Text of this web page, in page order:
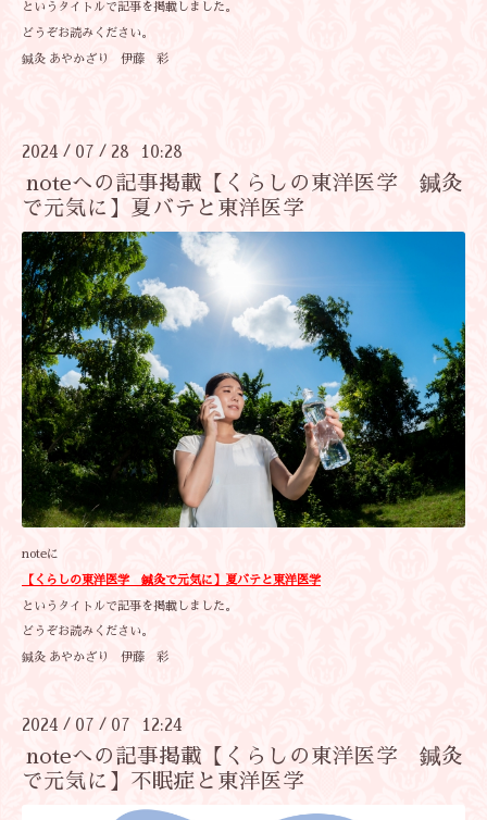
というタイトルで記事を掲載しました。
どうぞお読みください。
鍼灸 あやかざり 伊藤 彩
2024 / 07 / 28 10:28
noteへの記事掲載【くらしの東洋医学 鍼灸
で元気に】夏バテと東洋医学
noteに
【くらしの東洋医学 鍼灸で元気に】夏バテと東洋医学
というタイトルで記事を掲載しました。
どうぞお読みください。
鍼灸 あやかざり 伊藤 彩
2024 / 07 / 07 12:24
noteへの記事掲載【くらしの東洋医学 鍼灸
で元気に】不眠症と東洋医学